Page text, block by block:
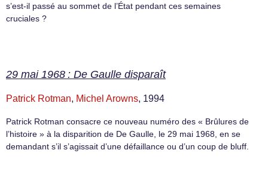
s’est-il passé au sommet de l’État pendant ces semaines
cruciales ?
29 mai 1968 : De Gaulle disparaît
Patrick Rotman, Michel Arowns, 1994
Patrick Rotman consacre ce nouveau numéro des « Brûlures de
l’histoire » à la disparition de De Gaulle, le 29 mai 1968, en se
demandant s’il s’agissait d’une défaillance ou d’un coup de bluff.